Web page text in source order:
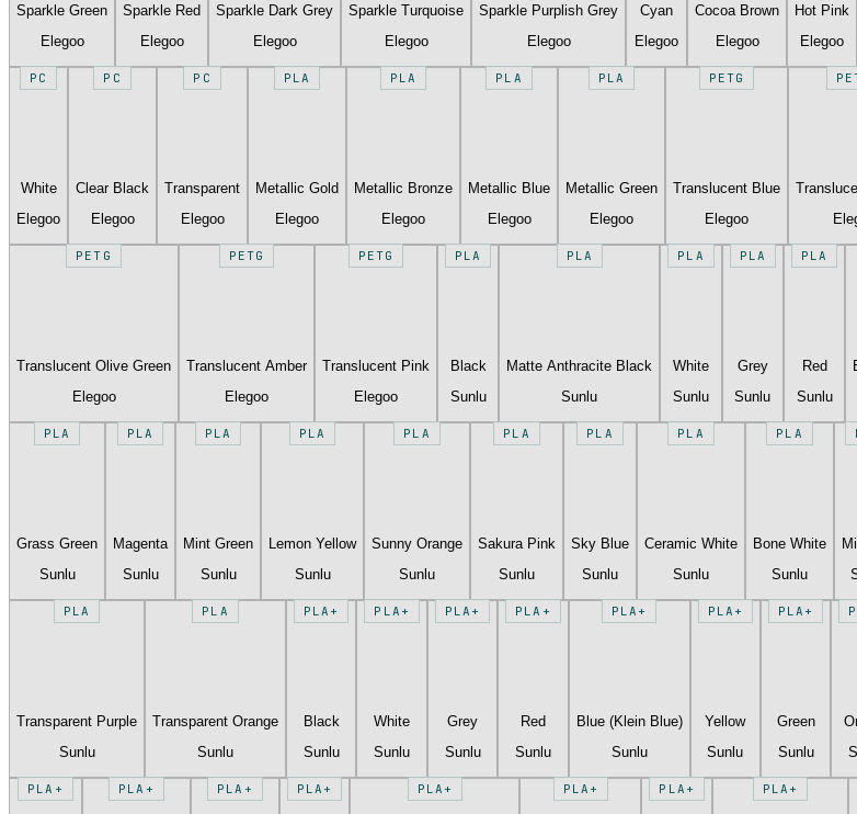
Sparkle Green
Elegoo
Sparkle Red
Elegoo
Sparkle Dark Grey
Elegoo
Sparkle Turquoise
Elegoo
Sparkle Purplish Grey
Elegoo
Cyan
Elegoo
Cocoa Brown
Elegoo
Hot Pink
Elegoo
PC
White
Elegoo
PC
Clear Black
Elegoo
PC
Transparent
Elegoo
PLA
Metallic Gold
Elegoo
PLA
Metallic Bronze
Elegoo
PLA
Metallic Blue
Elegoo
PLA
Metallic Green
Elegoo
PETG
Translucent Blue
Elegoo
PETG
Translucent Olive Green
Elegoo
PETG
Translucent Amber
Elegoo
PETG
Translucent Pink
Elegoo
PLA
Black
Sunlu
PLA
Matte Anthracite Black
Sunlu
PLA
White
Sunlu
PLA
Grey
Sunlu
PLA
Red
Sunlu
PLA
Grass Green
Sunlu
PLA
Magenta
Sunlu
PLA
Mint Green
Sunlu
PLA
Lemon Yellow
Sunlu
PLA
Sunny Orange
Sunlu
PLA
Sakura Pink
Sunlu
PLA
Sky Blue
Sunlu
PLA
Ceramic White
Sunlu
PLA
Bone White
Sunlu
PLA
Transparent Purple
Sunlu
PLA
Transparent Orange
Sunlu
PLA+
Black
Sunlu
PLA+
White
Sunlu
PLA+
Grey
Sunlu
PLA+
Red
Sunlu
PLA+
Blue (Klein Blue)
Sunlu
PLA+
Yellow
Sunlu
PLA+
Green
Sunlu
PLA+ PLA+ PLA+ PLA+ PLA+ PLA+ PLA+ PLA+